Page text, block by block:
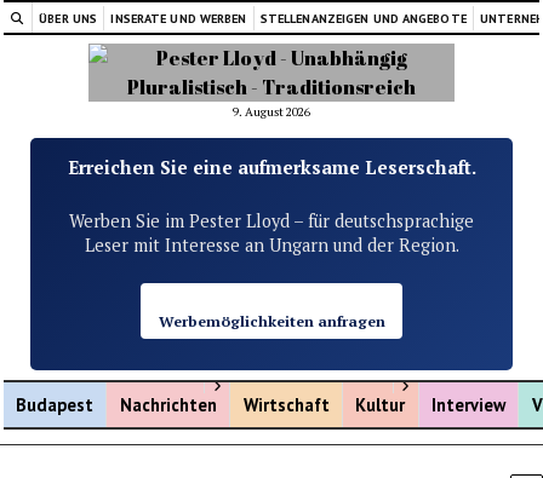
ÜBER UNS INSERATE UND WERBEN STELLENANZEIGEN UND ANGEBOTE
9. August 2026
Erreichen Sie eine aufmerksame Leserschaft.
Werben Sie im Pester Lloyd – für deutschsprachige
Leser mit Interesse an Ungarn und der Region.
Werbemöglichkeiten anfragen
Budapest Nachrichten
Menü öffnen
Wirtschaft Kultur
Menü öffnen
Interview